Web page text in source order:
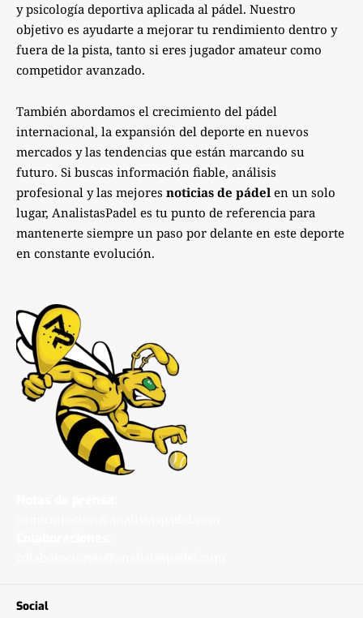
y psicología deportiva aplicada al pádel. Nuestro
objetivo es ayudarte a mejorar tu rendimiento dentro y
fuera de la pista, tanto si eres jugador amateur como
competidor avanzado.
También abordamos el crecimiento del pádel
internacional, la expansión del deporte en nuevos
mercados y las tendencias que están marcando su
futuro. Si buscas información fiable, análisis
profesional y las mejores noticias de pádel en un solo
lugar, AnalistasPadel es tu punto de referencia para
mantenerte siempre un paso por delante en este deporte
en constante evolución.
Social